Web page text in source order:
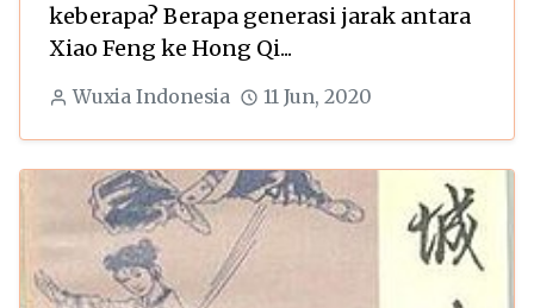
keberapa? Berapa generasi jarak antara
Xiao Feng ke Hong Qi...
Wuxia Indonesia 11 Jun, 2020